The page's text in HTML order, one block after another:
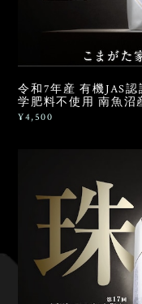
令和7年産 有機JAS
学肥料不使用 南魚沼
¥4,500